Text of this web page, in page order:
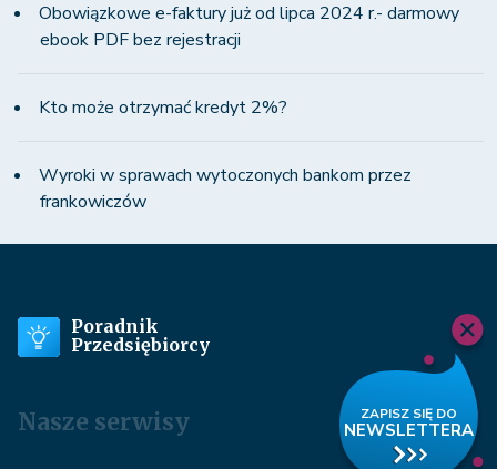
Obowiązkowe e-faktury już od lipca 2024 r.- darmowy
ebook PDF bez rejestracji
Kto może otrzymać kredyt 2%?
Wyroki w sprawach wytoczonych bankom przez
frankowiczów
Poradnik
Przedsiębiorcy
Nasze serwisy